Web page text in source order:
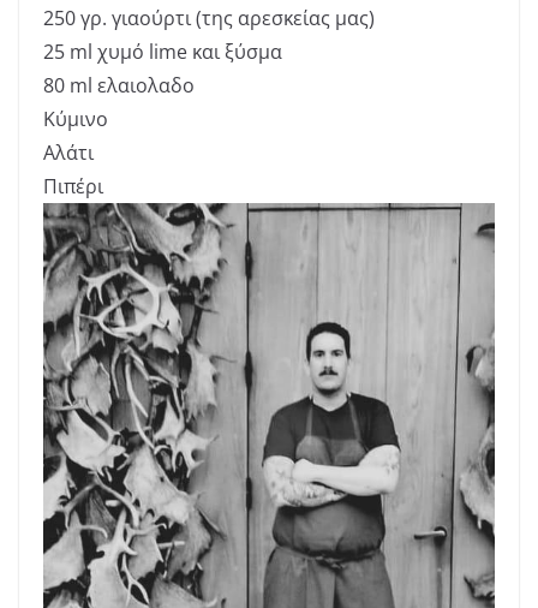
250 γρ. γιαούρτι (της αρεσκείας μας)
25 ml χυμό lime και ξύσμα
80 ml ελαιολαδο
Κύμινο
Αλάτι
Πιπέρι